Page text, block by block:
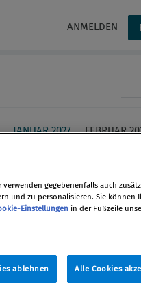
ANMELDEN
JANUAR 2027 FEBRUAR
gegebenenfalls auch
und zu personalisieren. Sie können
Einstellungen in der Fußzeile
ablehnen Alle Cookies